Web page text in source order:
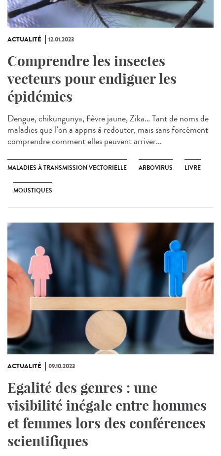
ACTUALITÉ 12.01.2023
Comprendre les insectes
vecteurs pour endiguer les
épidémies
Dengue, chikungunya, fièvre jaune, Zika… Tant de noms de
maladies que l’on a appris à redouter, mais sans forcément
comprendre comment elles peuvent arriver...
MALADIES À TRANSMISSION VECTORIELLE ARBOVIRUS LIVRE
MOUSTIQUES
ACTUALITÉ 09.10.2023
Egalité des genres : une
visibilité inégale entre hommes
et femmes lors des conférences
scientifiques